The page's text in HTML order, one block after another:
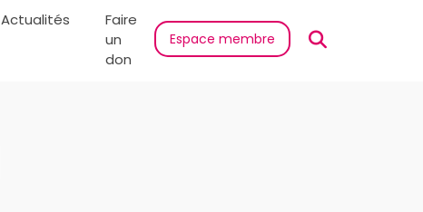
Actualités
Faire
un
don
Espace membre